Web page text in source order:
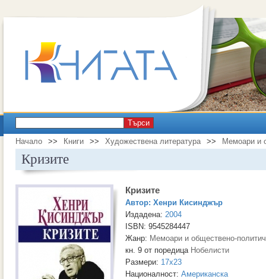
Търси
Начало >> Книги >> Художествена литература >> Мемоари и
Кризите
Кризите
Автор: Хенри Кисинджър
Издадена: 2004
ISBN: 9545284447
Жанр: Мемоари и обществено-
кн. 9 от поредица Нобелисти
Размери: 17x23
Националност: Американска